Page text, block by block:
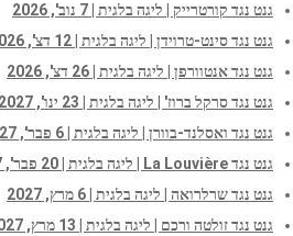
גנט נגד קורטרייק | ליגה בלגית | 7 נוב', 2026
גנט נגד סינט-טרוידן | ליגה בלגית | 12 דצ', 2026
גנט נגד אנטוורפן | ליגה בלגית | 26 דצ', 2026
גנט נגד סרקל ברוז' | ליגה בלגית | 23 ינו', 2027
גנט נגד ואסלנד-בוורן | ליגה בלגית | 6 פבר', 2027
גנט נגד La Louvière | ליגה בלגית | 20 פבר', 2027
גנט נגד שרלרואה | ליגה בלגית | 6 מרץ, 2027
גנט נגד זולטה ורכם | ליגה בלגית | 13 מרץ, 2027